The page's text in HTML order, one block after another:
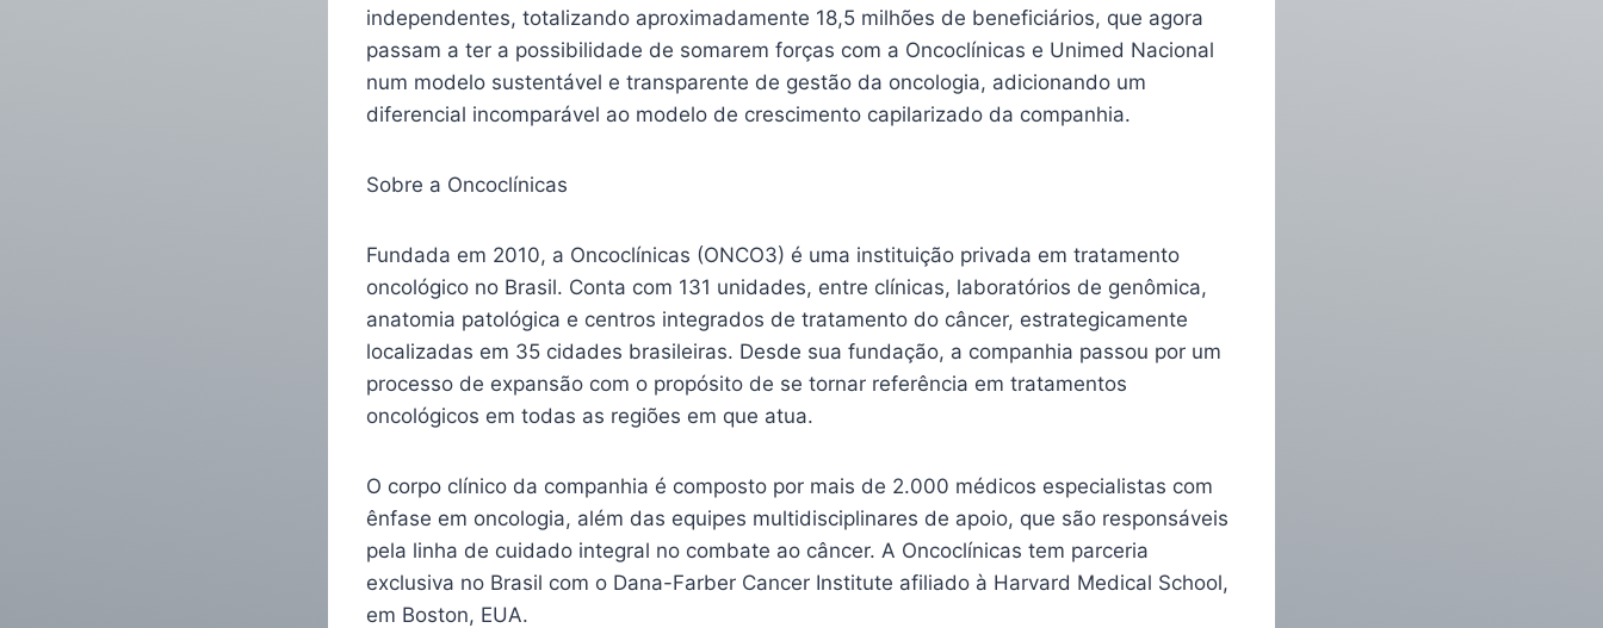
independentes, totalizando aproximadamente 18,5 milhões de beneficiários, que agora
passam a ter a possibilidade de somarem forças com a Oncoclínicas e Unimed Nacional
num modelo sustentável e transparente de gestão da oncologia, adicionando um
diferencial incomparável ao modelo de crescimento capilarizado da companhia.
Sobre a Oncoclínicas
Fundada em 2010, a Oncoclínicas (ONCO3) é uma instituição privada em tratamento
oncológico no Brasil. Conta com 131 unidades, entre clínicas, laboratórios de genômica,
anatomia patológica e centros integrados de tratamento do câncer, estrategicamente
localizadas em 35 cidades brasileiras. Desde sua fundação, a companhia passou por um
processo de expansão com o propósito de se tornar referência em tratamentos
oncológicos em todas as regiões em que atua.
O corpo clínico da companhia é composto por mais de 2.000 médicos especialistas com
ênfase em oncologia, além das equipes multidisciplinares de apoio, que são responsáveis
pela linha de cuidado integral no combate ao câncer. A Oncoclínicas tem parceria
exclusiva no Brasil com o Dana-Farber Cancer Institute afiliado à Harvard Medical School,
em Boston, EUA.